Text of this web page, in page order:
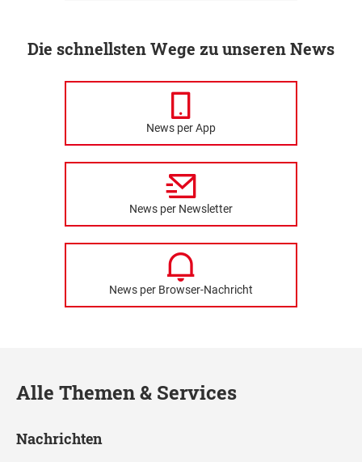
Die schnellsten Wege zu unseren News
News per App
News per Newsletter
News per Browser-Nachricht
Alle Themen & Services
Nachrichten